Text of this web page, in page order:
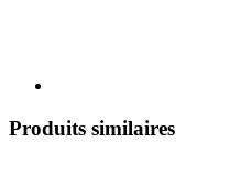
Produits similaires